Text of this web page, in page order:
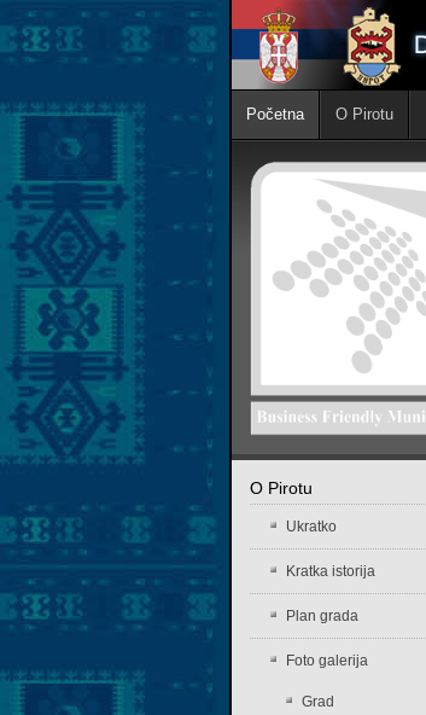
Početna O Pirotu
O Pirotu
Ukratko
Kratka istorija
Plan grada
Foto galerija
Grad